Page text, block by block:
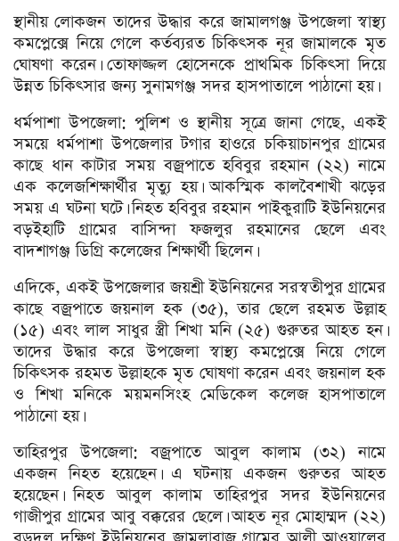
স্থানীয় লোকজন তাদের উদ্ধার করে জামালগঞ্জ উপজেলা স্বাস্থ্য
কমপ্লেক্সে নিয়ে গেলে কর্তব্যরত চিকিৎসক নূর জামালকে মৃত
ঘোষণা করেন। তোফাজ্জল হোসেনকে প্রাথমিক চিকিৎসা দিয়ে
উন্নত চিকিৎসার জন্য সুনামগঞ্জ সদর হাসপাতালে পাঠানো হয়।
ধর্মপাশা উপজেলা: পুলিশ ও স্থানীয় সূত্রে জানা গেছে, একই
সময়ে ধর্মপাশা উপজেলার টগার হাওরে চকিয়াচানপুর গ্রামের
কাছে ধান কাটার সময় বজ্রপাতে হবিবুর রহমান (২২) নামে
এক কলেজশিক্ষার্থীর মৃত্যু হয়। আকস্মিক কালবৈশাখী ঝড়ের
সময় এ ঘটনা ঘটে। নিহত হবিবুর রহমান পাইকুরাটি ইউনিয়নের
বড়ইহাটি গ্রামের বাসিন্দা ফজলুর রহমানের ছেলে এবং
বাদশাগঞ্জ ডিগ্রি কলেজের শিক্ষার্থী ছিলেন।
এদিকে, একই উপজেলার জয়শ্রী ইউনিয়নের সরস্বতীপুর গ্রামের
কাছে বজ্রপাতে জয়নাল হক (৩৫), তার ছেলে রহমত উল্লাহ
(১৫) এবং লাল সাধুর স্ত্রী শিখা মনি (২৫) গুরুতর আহত হন।
তাদের উদ্ধার করে উপজেলা স্বাস্থ্য কমপ্লেক্সে নিয়ে গেলে
চিকিৎসক রহমত উল্লাহকে মৃত ঘোষণা করেন এবং জয়নাল হক
ও শিখা মনিকে ময়মনসিংহ মেডিকেল কলেজ হাসপাতালে
পাঠানো হয়।
তাহিরপুর উপজেলা: বজ্রপাতে আবুল কালাম (৩২) নামে
একজন নিহত হয়েছেন। এ ঘটনায় একজন গুরুতর আহত
হয়েছেন। নিহত আবুল কালাম তাহিরপুর সদর ইউনিয়নের
গাজীপুর গ্রামের আবু বক্করের ছেলে। আহত নূর মোহাম্মদ (২২)